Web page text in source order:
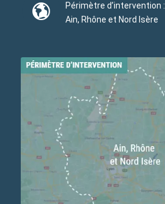
Périmètre d’intervention :
Ain, Rhône et Nord Isère